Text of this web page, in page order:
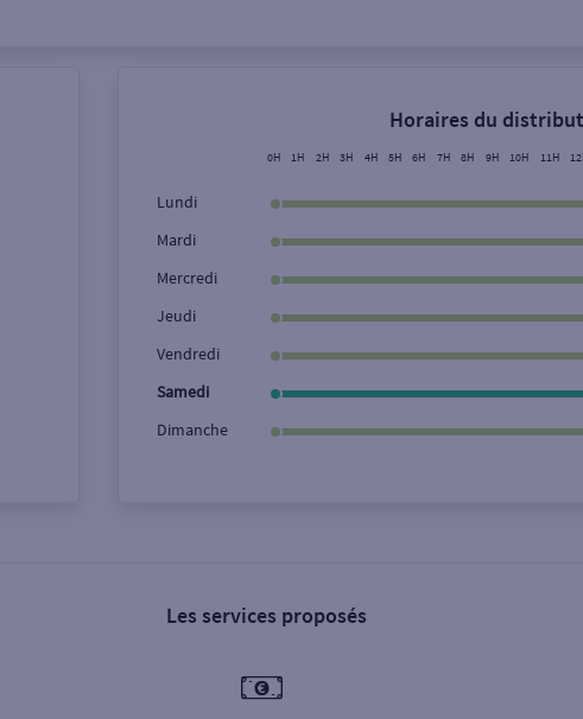
Retrait de monnaie €
Rue
Horaires du
0H 1H 2H 3H 4H 5H 6H 7H 8H 9H 10H 11H
Lundi
Mardi
Mercredi
Jeudi
Vendredi
Samedi
Dimanche
Les services proposés